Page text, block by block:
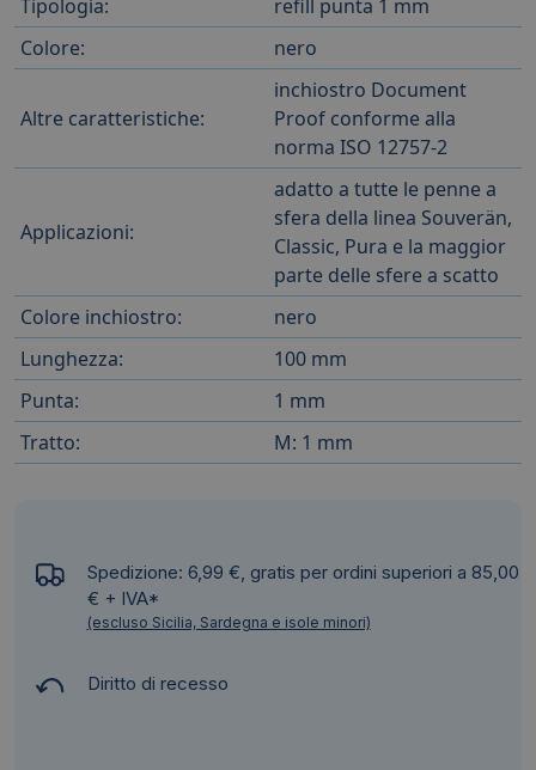
Tipologia:
refill punta 1 mm
Colore:
nero
Altre caratteristiche:
inchiostro Document
Proof conforme alla
norma ISO 12757-2
Applicazioni:
adatto a tutte le penne a
sfera della linea Souverän,
Classic, Pura e la maggior
parte delle sfere a scatto
Colore inchiostro:
nero
Lunghezza:
100 mm
Punta:
1 mm
Tratto:
M: 1 mm
Spedizione: 6,99 €, gratis per ordini superiori a 85,00
€ + IVA*
(escluso Sicilia, Sardegna e isole minori)
Diritto di recesso